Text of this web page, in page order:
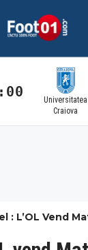
Universitatea
Craiova
: L’OL Vend